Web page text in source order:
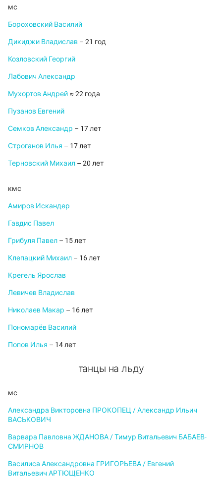
мс
Бороховский Василий
Дикиджи Владислав – 21 год
Козловский Георгий
Лабович Александр
Мухортов Андрей ≈ 22 года
Пузанов Евгений
Семков Александр – 17 лет
Строганов Илья – 17 лет
Терновский Михаил – 20 лет
кмс
Амиров Искандер
Гавдис Павел
Грибуля Павел – 15 лет
Клепацкий Михаил – 16 лет
Крегель Ярослав
Левичев Владислав
Николаев Макар – 16 лет
Пономарёв Василий
Попов Илья – 14 лет
танцы на льду
мс
Александра Викторовна ПРОКОПЕЦ / Александр Ильич
ВАСЬКОВИЧ
Варвара Павловна ЖДАНОВА / Тимур Витальевич БАБАЕВ-
СМИРНОВ
Василиса Александровна ГРИГОРЬЕВА / Евгений
Витальевич АРТЮЩЕНКО